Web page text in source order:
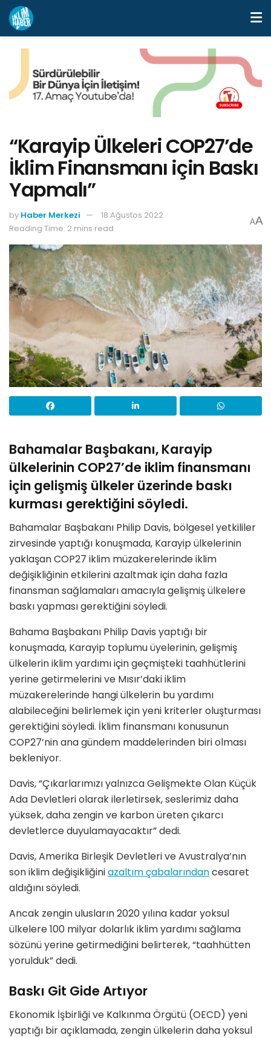
“Karayip Ülkeleri COP27’de
İklim Finansmanı için Baskı
Yapmalı”
by Haber Merkezi
18 Ağustos 2022
Reading Time: 2 mins read
AA
Bahamalar Başbakanı, Karayip
ülkelerinin COP27’de iklim finansmanı
için gelişmiş ülkeler üzerinde baskı
kurması gerektiğini söyledi.
Bahamalar Başbakanı Philip Davis, bölgesel yetkililer
zirvesinde yaptığı konuşmada, Karayip ülkelerinin
yaklaşan COP27 iklim müzakerelerinde iklim
değişikliğinin etkilerini azaltmak için daha fazla
finansman sağlamaları amacıyla gelişmiş ülkelere
baskı yapması gerektiğini söyledi.
Bahama Başbakanı Philip Davis yaptığı bir
konuşmada, Karayip toplumu üyelerinin, gelişmiş
ülkelerin iklim yardımı için geçmişteki taahhütlerini
yerine getirmelerini ve Mısır’daki iklim
müzakerelerinde hangi ülkelerin bu yardımı
alabileceğini belirlemek için yeni kriterler oluşturması
gerektiğini söyledi. İklim finansmanı konusunun
COP27’nin ana gündem maddelerinden biri olması
bekleniyor.
Davis, “Çıkarlarımızı yalnızca Gelişmekte Olan Küçük
Ada Devletleri olarak ilerletirsek, seslerimiz daha
yüksek, daha zengin ve karbon üreten çıkarcı
devletlerce duyulamayacaktır” dedi.
Davis, Amerika Birleşik Devletleri ve Avustralya’nın
son iklim değişikliğiniazaltım çabalarındancesaret
aldığını söyledi.
Ancak zengin ulusların 2020 yılına kadar yoksul
ülkelere 100 milyar dolarlık iklim yardımı sağlama
sözünü yerine getirmediğini belirterek, “taahhütten
yorulduk” dedi.
Baskı Git Gide Artıyor
Ekonomik İşbirliği ve Kalkınma Örgütü (OECD) yeni
yaptığı bir açıklamada, zengin ülkelerin daha yoksul